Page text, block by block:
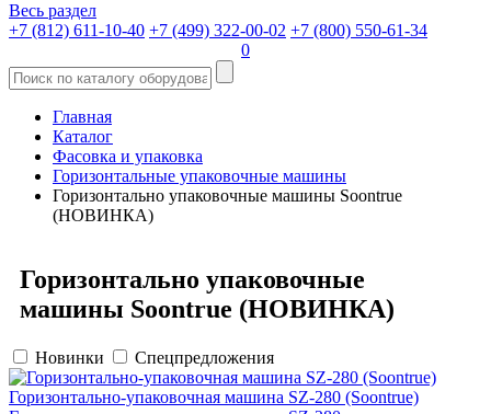
Весь раздел
+7 (812) 611-10-40 +7 (499) 322-00-02 +7 (800) 550-61-34
0
Главная
Каталог
Фасовка и упаковка
Горизонтальные упаковочные машины
Горизонтально упаковочные машины Soontrue
(НОВИНКА)
Горизонтально упаковочные
машины Soontrue (НОВИНКА)
Новинки Спецпредложения
Горизонтально-упаковочная машина SZ-280 (Soontrue)